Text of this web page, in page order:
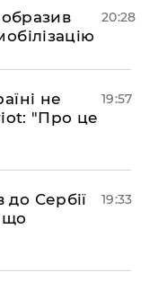
20:28
не
"Про це
19:57
Сербії
що
19:33